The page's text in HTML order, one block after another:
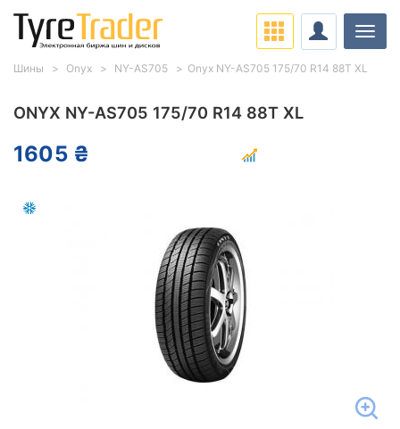
ONYX NY-AS705 175/70 R14 88T XL
1605 ₴
Шины Onyx NY-AS705 Onyx NY-AS705 175/70 R14 88T XL